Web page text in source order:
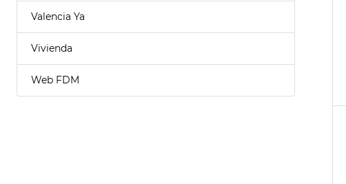
Valencia Ya
Vivienda
Web FDM